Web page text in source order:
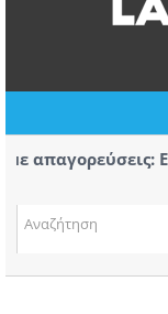
ΤΟΠΙΚΑ ΝΕΑ
Αυγούστου: 44ο